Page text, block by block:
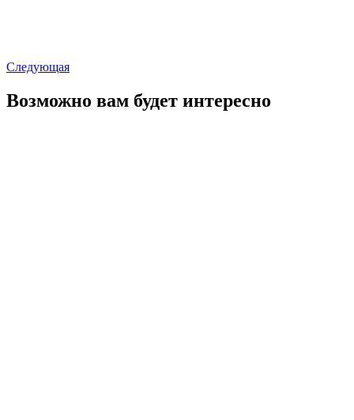
Следующая
Возможно вам будет интересно